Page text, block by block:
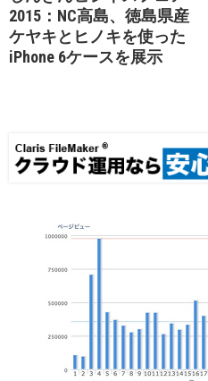
2015：NC高島、徳島県産
ケヤキとヒノキを使った
iPhone 6ケースを展示